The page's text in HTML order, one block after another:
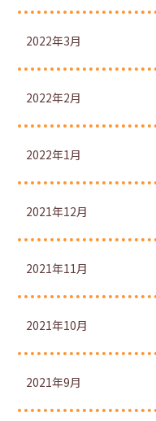
2022年3月
2022年2月
2022年1月
2021年12月
2021年11月
2021年10月
2021年9月